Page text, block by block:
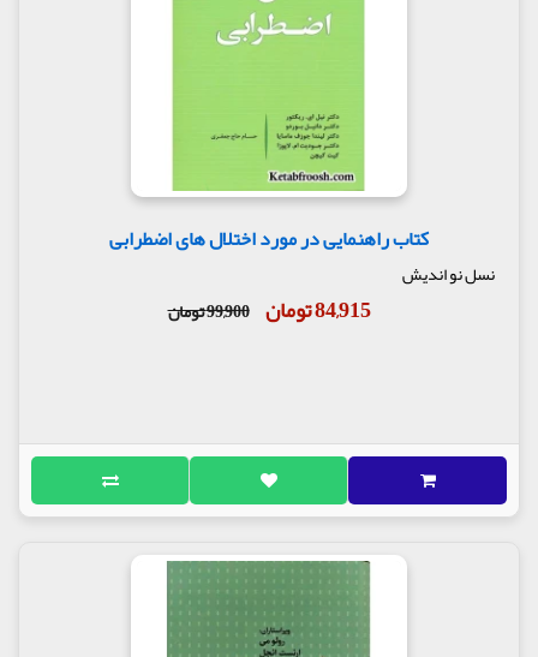
کتاب راهنمایی در مورد اختلال های اضطرابی
نسل نو اندیش
84,915 تومان 99,900 تومان